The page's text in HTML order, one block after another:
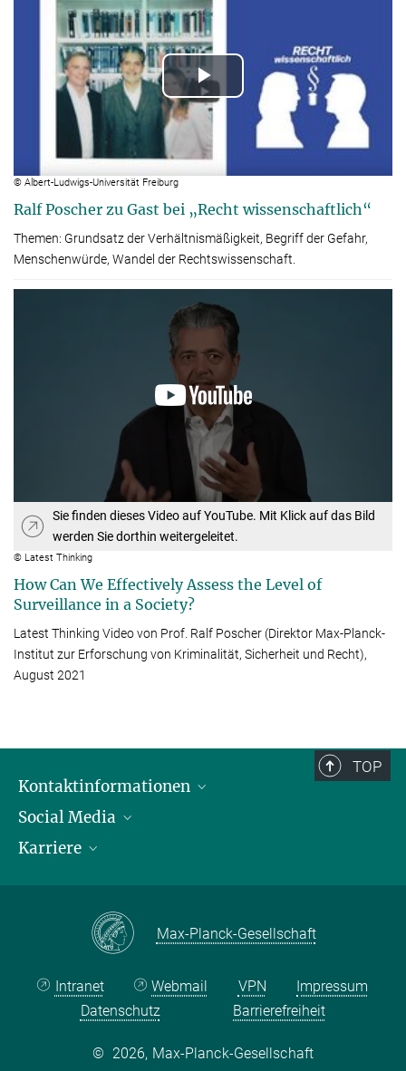
Play
Video
© Albert-Ludwigs-Universität Freiburg
Ralf Poscher zu Gast bei „Recht wissen­schaft­lich“
Themen: Grundsatz der Verhältnis­mäßig­keit, Begriff der Gefahr,
Men­schen­würde, Wandel der Rechts­wis­sen­schaft.
Sie finden dieses Video auf YouTube. Mit Klick auf das Bild
werden Sie dorthin weitergeleitet.
© Latest Thinking
How Can We Effectively Assess the Level of
Surveillance in a Society?
Latest Thinking Video von Prof. Ralf Poscher (Direktor Max-Planck-
Institut zur Erforschung von Kriminalität, Sicherheit und Recht),
August 2021
TOP
Kontaktinformationen
Öffnungszeiten & Anfahrt
Ansprechpersonen
Social Media
LinkedIn
Karriere
Max Planck Law
Max-Planck-Gesellschaft
Intranet Webmail VPN
Impressum
Datenschutz
Barrierefreiheit
© 2026, Max-Planck-Gesellschaft